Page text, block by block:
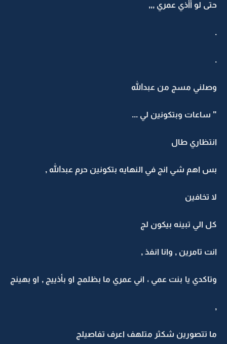
حتى لو أأذي عمري ,,,
.
.
وصلني مسج من عبدالله
" ساعات وبتكونين لي ...
انتظاري طال
بس اهم شي انج في النهايه بتكونين حرم عبدالله ,
لا تخافين
كل الي تبينه بيكون لج
انت تامرين , وانا انفذ ,
وتاكدي يا بنت عمي ، اني عمري ما بظلمج او بأذييج , او بهينج
,
ما تتصورين شكثر متلهف اعرف تفاصيلج